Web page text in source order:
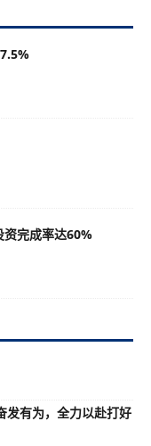
资完成率达60%
发有为，全力以赴打好